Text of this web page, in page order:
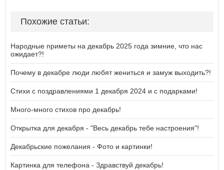
Похожие статьи:
Народные приметы на декабрь 2025 года зимние, что нас
ожидает?!
Почему в декабре люди любят жениться и замуж выходить?!
Стихи с поздравлениями 1 декабря 2024 и с подарками!
Много-много стихов про декабрь!
Открытка для декабря - "Весь декабрь тебе настроения"!
Декабрьские пожелания - Фото и картинки!
Картинка для телефона - Здравствуй декабрь!